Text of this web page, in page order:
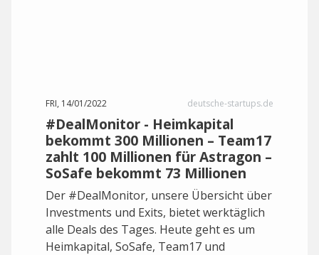
FRI, 14/01/2022 deutsche-startups.de
#DealMonitor - Heimkapital
bekommt 300 Millionen – Team17
zahlt 100 Millionen für Astragon –
SoSafe bekommt 73 Millionen
Der #DealMonitor, unsere Übersicht über
Investments und Exits, bietet werktäglich
alle Deals des Tages. Heute geht es um
Heimkapital, SoSafe, Team17 und